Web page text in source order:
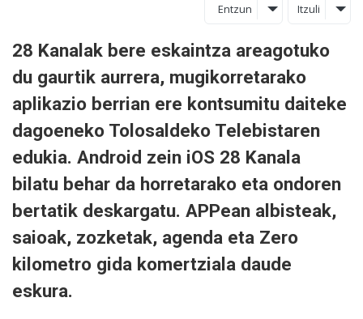
Entzun Itzuli
28 Kanalak bere eskaintza areagotuko
du gaurtik aurrera, mugikorretarako
aplikazio berrian ere kontsumitu daiteke
dagoeneko Tolosaldeko Telebistaren
edukia. Android zein iOS 28 Kanala
bilatu behar da horretarako eta ondoren
bertatik deskargatu. APPean albisteak,
saioak, zozketak, agenda eta Zero
kilometro gida komertziala daude
eskura.